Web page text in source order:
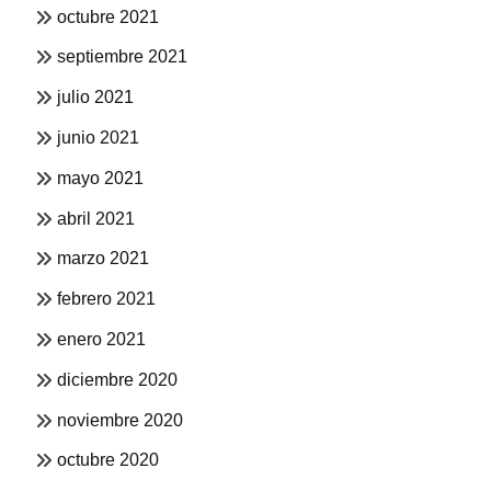
octubre 2021
septiembre 2021
julio 2021
junio 2021
mayo 2021
abril 2021
marzo 2021
febrero 2021
enero 2021
diciembre 2020
noviembre 2020
octubre 2020